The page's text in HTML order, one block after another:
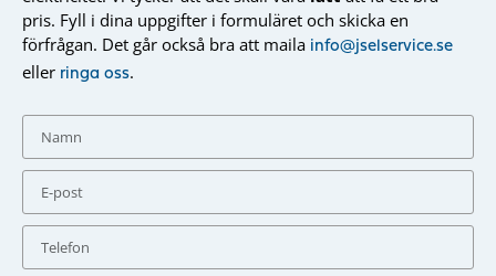
pris. Fyll i dina uppgifter i formuläret och skicka en
förfrågan. Det går också bra att maila info@jselservice.se
eller ringa oss.